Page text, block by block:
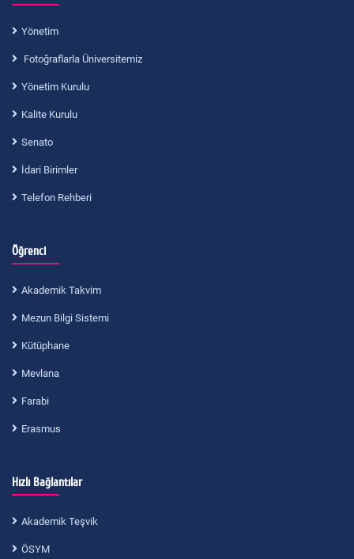
Yönetim
Fotoğraflarla Üniversitemiz
Yönetim Kurulu
Kalite Kurulu
Senato
İdari Birimler
Telefon Rehberi
Öğrenci
Akademik Takvim
Mezun Bilgi Sistemi
Kütüphane
Mevlana
Farabi
Erasmus
Hızlı Bağlantılar
Akademik Teşvik
ÖSYM